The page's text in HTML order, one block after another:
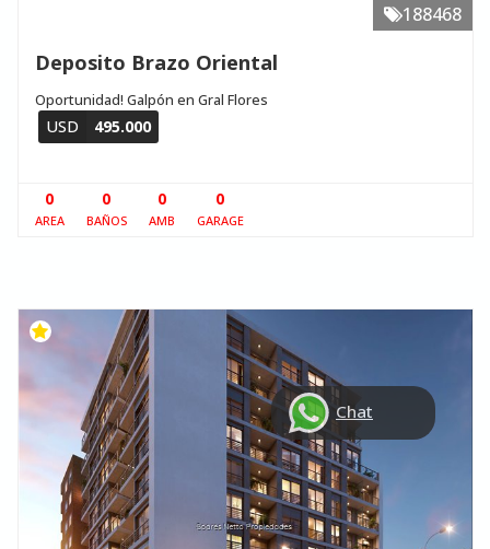
188468
Deposito Brazo Oriental
Oportunidad! Galpón en Gral Flores
USD 495.000
0
AREA
0
BAÑOS
0
AMB
0
GARAGE
Chat